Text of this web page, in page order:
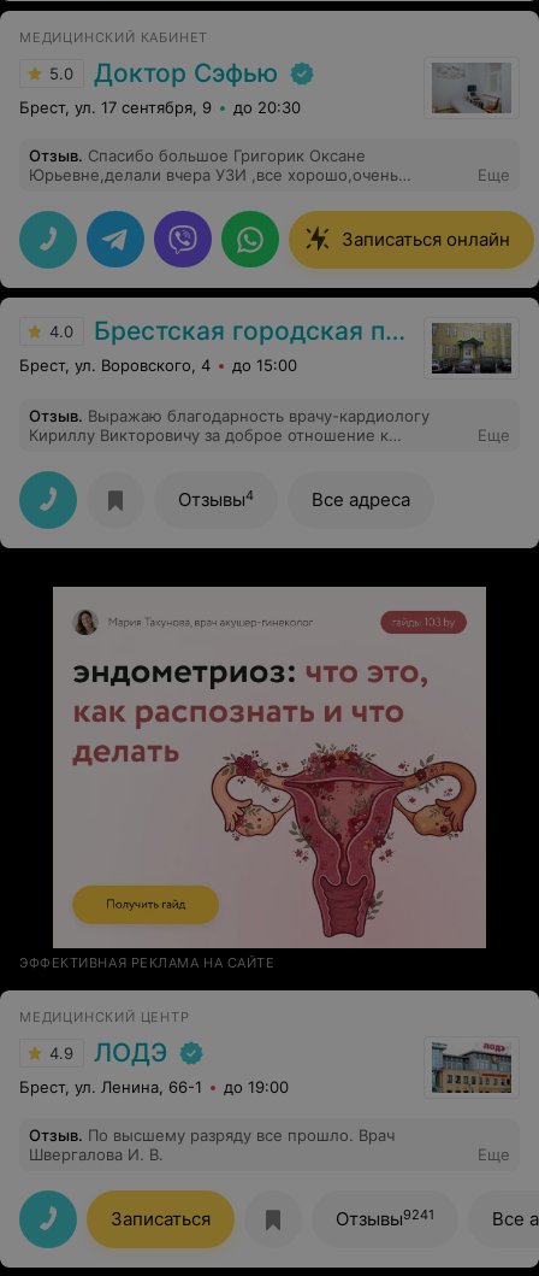
МЕДИЦИНСКИЙ КАБИНЕТ
5.0 Доктор Сэфью
Брест, ул. 17 сентября, 9 до 20:30
Отзыв. Спасибо большое Григорик Оксане
Юрьевне,делали вчера УЗИ ,все хорошо,очень
Еще
Записаться онлайн
4.0 Брестская городская поликлиника №1
Брест, ул. Воровского, 4 до 15:00
Отзыв. Выражаю благодарность врачу-кардиологу
Кириллу Викторовичу за доброе отношение к
Еще
Отзывы4 Все адреса
ЭФФЕКТИВНАЯ РЕКЛАМА НА САЙТЕ
МЕДИЦИНСКИЙ ЦЕНТР
4.9 ЛОДЭ
Брест, ул. Ленина, 66-1 до 19:00
Отзыв. По высшему разряду все прошло. Врач
Швергалова И. В.
Еще
Записаться Отзывы9241 Все